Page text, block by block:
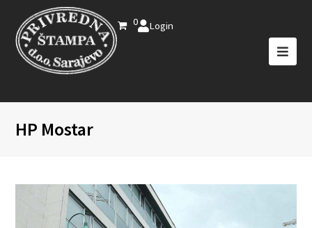
0 Login
HP Mostar